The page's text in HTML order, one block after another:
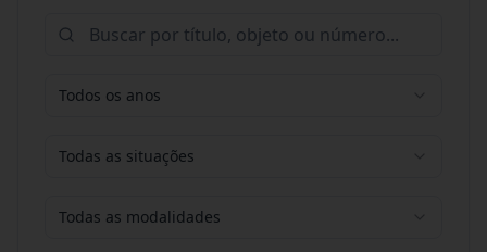
Todos os anos
Todas as situações
Todas as modalidades